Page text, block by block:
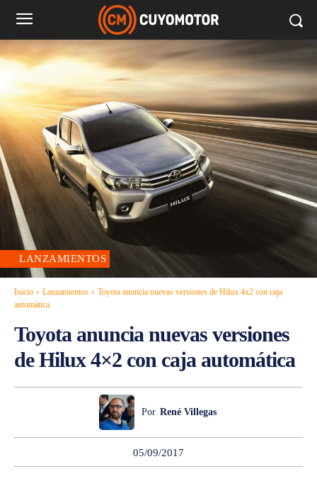
LANZAMIENTOS
Inicio Lanzamientos
Toyota anuncia nuevas versiones de Hilux 4x2 con caja
automática
Toyota anuncia nuevas versiones
de Hilux 4×2 con caja automática
Por René Villegas
05/09/2017